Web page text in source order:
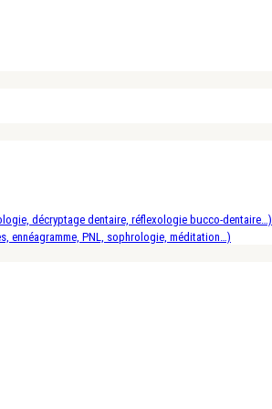
décryptage dentaire, réflexologie bucco-dentaire…)
ennéagramme, PNL, sophrologie, méditation…)